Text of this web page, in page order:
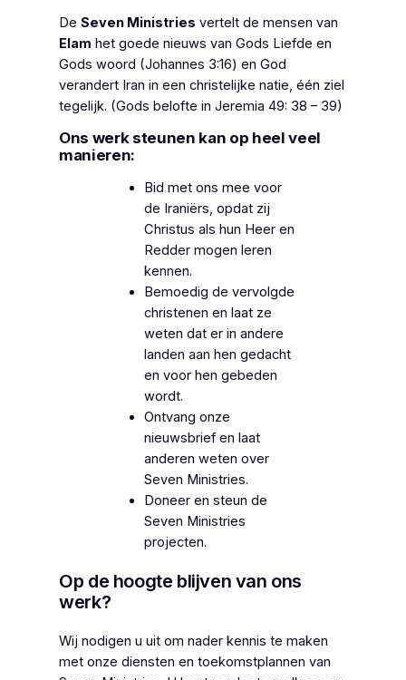
DeSeven Ministries vertelt de mensen van
Elam het goede nieuws van Gods Liefde en
Gods woord (Johannes 3:16) en God
verandert Iran in een christelijke natie, één ziel
tegelijk. (Gods belofte in Jeremia 49: 38 – 39)
Ons werk steunen kan op heel veel
manieren:
Bid met ons mee voor
de Iraniërs, opdat zij
Christus als hun Heer en
Redder mogen leren
kennen.
Bemoedig de vervolgde
christenen en laat ze
weten dat er in andere
landen aan hen gedacht
en voor hen gebeden
wordt.
Ontvang onze
nieuwsbrief en laat
anderen weten over
Seven Ministries.
Doneer en steun de
Seven Ministries
projecten.
Op de hoogte blijven van ons
werk?
Wij nodigen u uit om nader kennis te maken
met onze diensten en toekomstplannen van